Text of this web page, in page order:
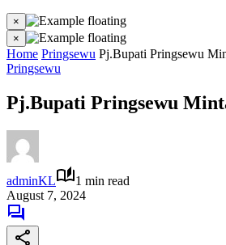
×
×
Home Pringsewu Pj.Bupati Pringsewu
Pringsewu
Pj.Bupati Pringsewu
adminKL
1 min read
August 7, 2024